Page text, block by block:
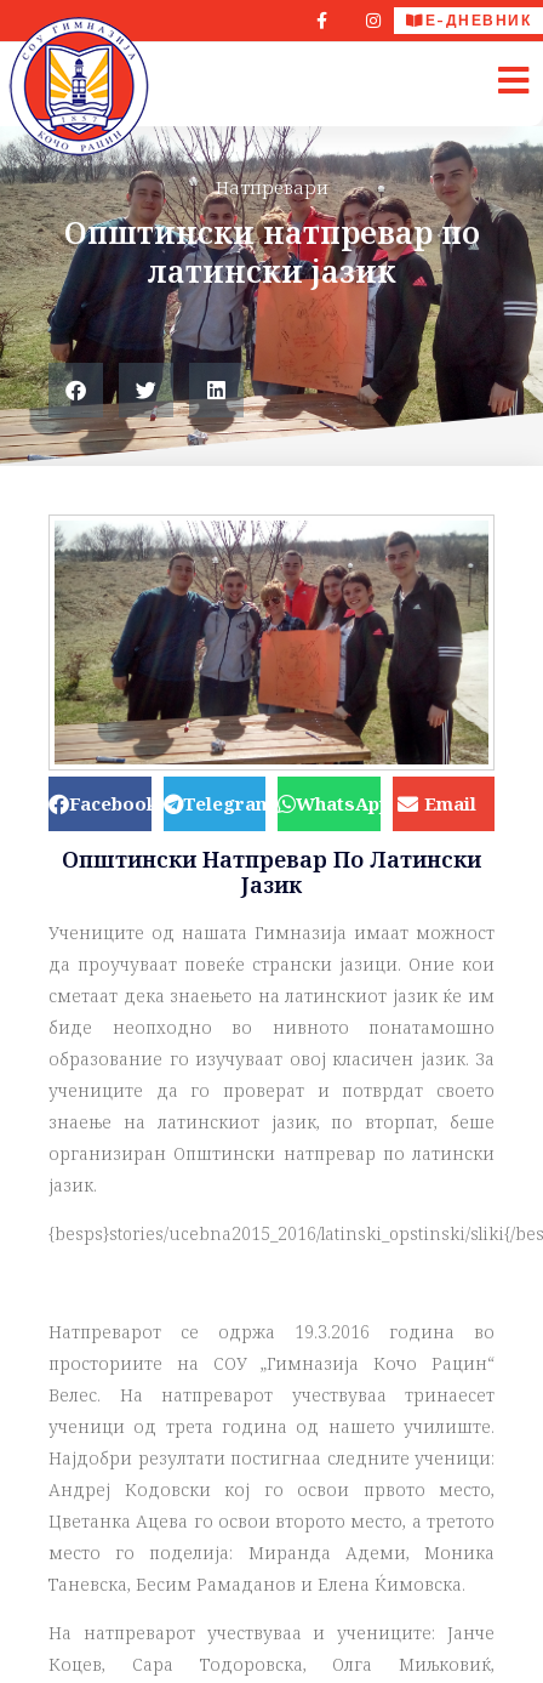
Е-ДНЕВНИК
Натпревари
Општински натпревар по
латински јазик
Facebook Telegram WhatsApp Email
Општински Натпревар По Латински
Јазик
Учениците од нашата Гимназија имаат можност
да проучуваат повеќе странски јазици. Оние кои
сметаат дека знаењето на латинскиот јазик ќе им
биде неопходно во нивното понатамошно
образование го изучуваат овој класичен јазик. За
учениците да го проверат и потврдат своето
знаење на латинскиот јазик, по вторпат, беше
организиран Општински натпревар по латински
јазик.
{besps}stories/ucebna2015_2016/latinski_opstinski/sliki{/
Натпреварот се одржа 19.3.2016 година во
просториите на СОУ „Гимназија Кочо Рацин“
Велес. На натпреварот учествуваа тринаесет
ученици од трета година од нашето училиште.
Најдобри резултати постигнаа следните ученици:
Андреј Кодовски кој го освои првото место,
Цветанка Ацева го освои второто место, а третото
место го поделија: Миранда Адеми, Моника
Таневска, Бесим Рамаданов и Елена Ќимовска.
На натпреварот учествуваа и учениците: Јанче
Коцев, Сара Тодоровска, Олга Миљковиќ,